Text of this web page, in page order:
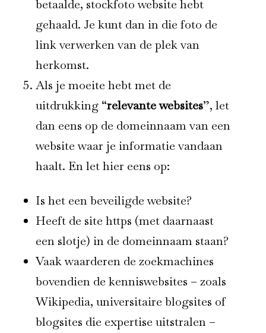
betaalde, stockfoto website hebt
gehaald. Je kunt dan in die foto de
link verwerken van de plek van
herkomst.
Als je moeite hebt met de
uitdrukking “relevante websites”, let
dan eens op de domeinnaam van een
website waar je informatie vandaan
haalt. En let hier eens op:
Is het een beveiligde website?
Heeft de site https (met daarnaast
een slotje) in de domeinnaam staan?
Vaak waarderen de zoekmachines
bovendien de kenniswebsites – zoals
Wikipedia, universitaire blogsites of
blogsites die expertise uitstralen –